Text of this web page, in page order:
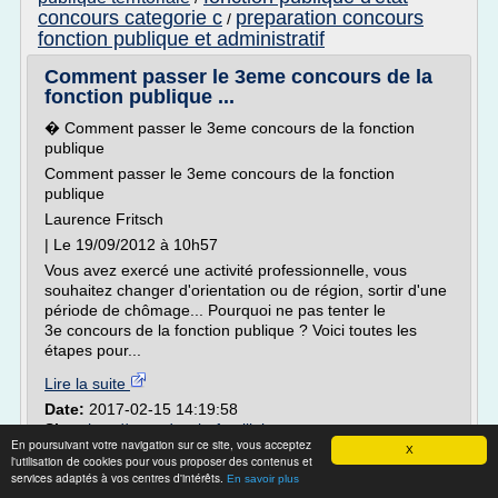
X
En poursuivant votre navigation sur ce site, vous acceptez
l'utilisation de cookies pour vous proposer des contenus et
services adaptés à vos centres d'intérêts. En savoir plus
concours categorie c / preparation concours
fonction publique et administratif
Comment passer le 3eme concours de la
fonction publique ...
� Comment passer le 3eme concours de la fonction
publique
Comment passer le 3eme concours de la fonction
publique
Laurence Fritsch
| Le 19/09/2012 à 10h57
Vous avez exercé une activité professionnelle, vous
souhaitez changer d'orientation ou de région, sortir d'une
période de chômage... Pourquoi ne pas tenter le
3e concours de la fonction publique ? Voici toutes les
étapes pour...
Lire la suite
Date: 2017-02-15 14:19:58
Site :http://www.dossierfamilial.com
Thèmes liés :limite d'age concours fonction publique
territoriale/dossier d'inscription concours fonction